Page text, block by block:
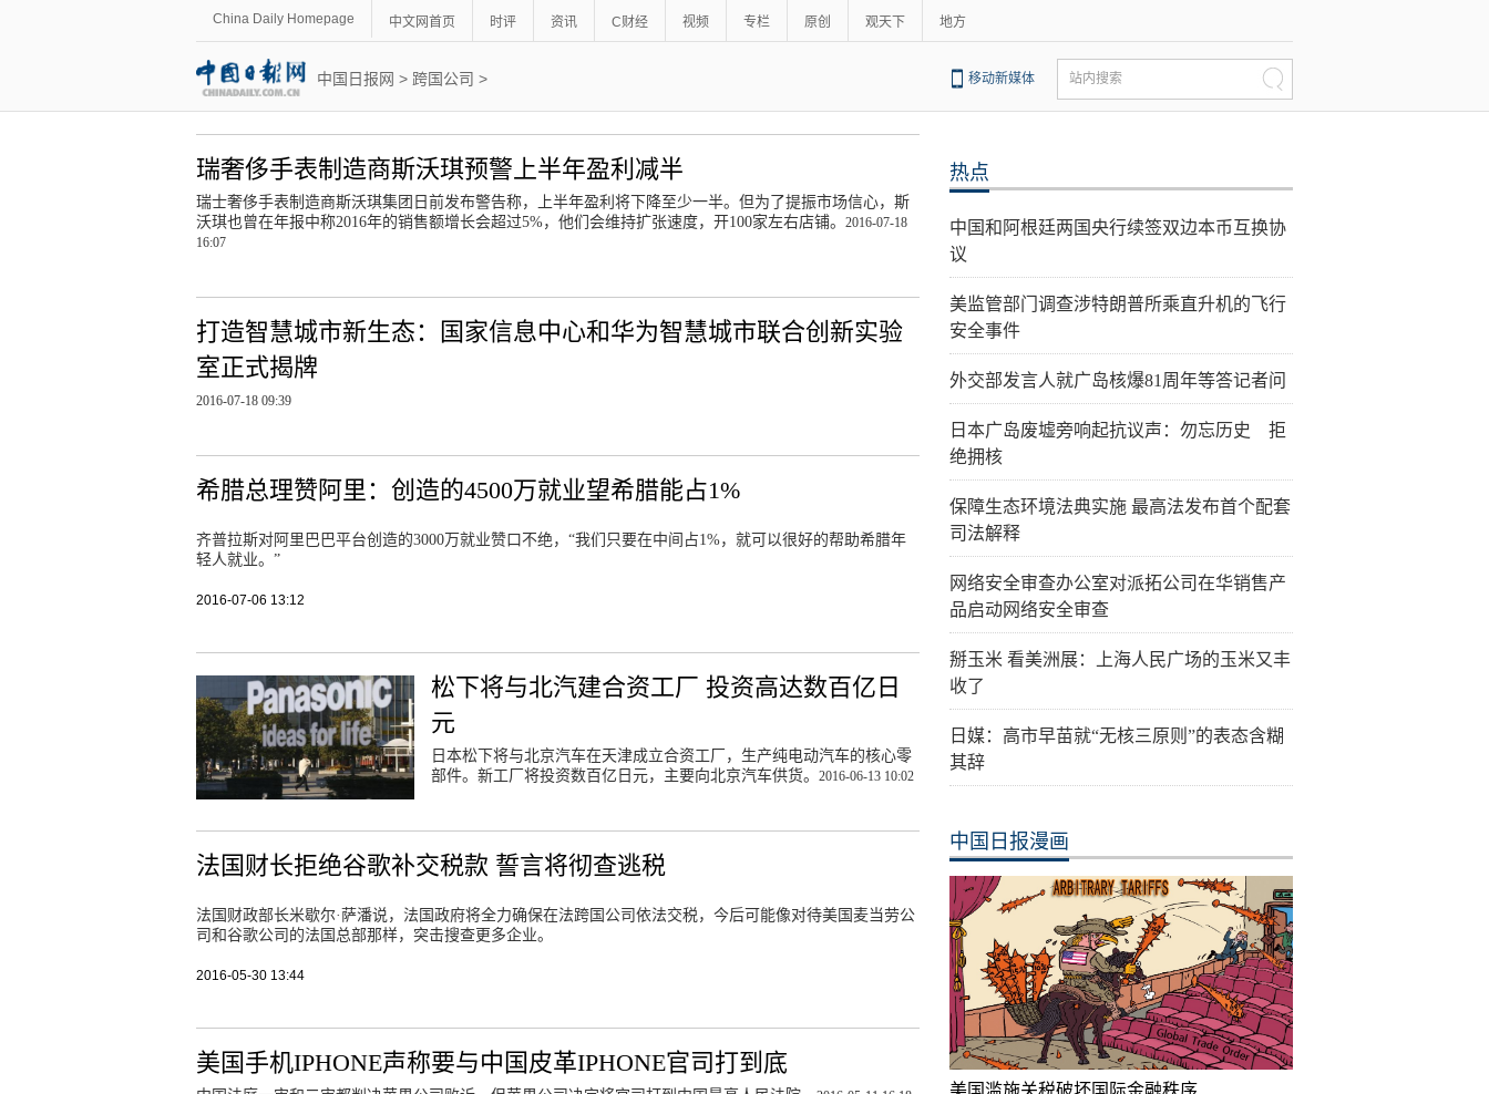
China Daily Homepage 中文网首页 时评 资讯 C财经 视频 专栏 原创 观天下 地方
中国日报网 > 跨国公司 > 移动新媒体 站内搜索
瑞奢侈手表制造商斯沃琪预警上半年盈利减半
瑞士奢侈手表制造商斯沃琪集团日前发布警告称，上半年盈利将下降至少一半。但为了提振市场信心，斯
沃琪也曾在年报中称2016年的销售额增长会超过5%，他们会维持扩张速度，开100家左右店铺。 2016-07-18
16:07
打造智慧城市新生态：国家信息中心和华为智慧城市联合创新实验
室正式揭牌
2016-07-18 09:39
希腊总理赞阿里：创造的4500万就业望希腊能占1%
齐普拉斯对阿里巴巴平台创造的3000万就业赞口不绝，“我们只要在中间占1%，就可以很好的帮助希腊年
轻人就业。”
2016-07-06 13:12
松下将与北汽建合资工厂 投资高达数百亿日
元
日本松下将与北京汽车在天津成立合资工厂，生产纯电动汽车的核心零
部件。新工厂将投资数百亿日元，主要向北京汽车供货。 2016-06-13 10:02
法国财长拒绝谷歌补交税款 誓言将彻查逃税
法国财政部长米歇尔·萨潘说，法国政府将全力确保在法跨国公司依法交税，今后可能像对待美国麦当劳公
司和谷歌公司的法国总部那样，突击搜查更多企业。
2016-05-30 13:44
美国手机IPHONE声称要与中国皮革IPHONE官司打到底
热点
中国和阿根廷两国央行续签双边本币互换协
议
美监管部门调查涉特朗普所乘直升机的飞行
安全事件
外交部发言人就广岛核爆81周年等答记者问
日本广岛废墟旁响起抗议声：勿忘历史 拒
绝拥核
保障生态环境法典实施 最高法发布首个配套
司法解释
网络安全审查办公室对派拓公司在华销售产
品启动网络安全审查
掰玉米 看美洲展：上海人民广场的玉米又丰
收了
日媒：高市早苗就“无核三原则”的表态含糊
其辞
中国日报漫画
美国滥施关税破坏国际金融秩序